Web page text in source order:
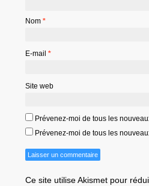
Nom *
E-mail *
Site web
Prévenez-moi de tous les
Prévenez-moi de tous les
Ce site utilise Akismet pour